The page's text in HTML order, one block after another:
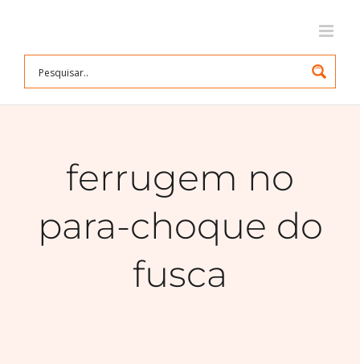
conteúdo
ferrugem no
para-choque do
fusca